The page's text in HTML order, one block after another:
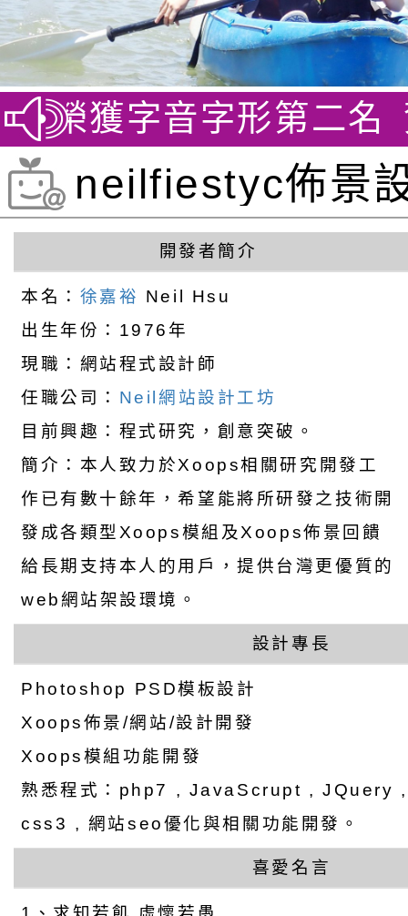
獲字音字形第二名 賀~
neilfiestyc佈景
徐嘉裕 Neil hsu
開發者簡介
本名： 徐嘉裕 Neil Hsu
出生年份：1976年
現職：網站程式設計師
任職公司： Neil網站設計工坊
目前興趣：程式研究，創意突破。
簡介：本人致力於Xoops相關研究開發工
作已有數十餘年，希望能將所研發之技術開
發成各類型Xoops模組及Xoops佈景回饋
給長期支持本人的用戶，提供台灣更優質的
web網站架設環境。
設計專長
Photoshop PSD模板設計
Xoops佈景/網站/設計開發
Xoops模組功能開發
熟悉程式：php7 , JavaScrupt , JQuery
css3 , 網站seo優化與相關功能開發。
喜愛名言